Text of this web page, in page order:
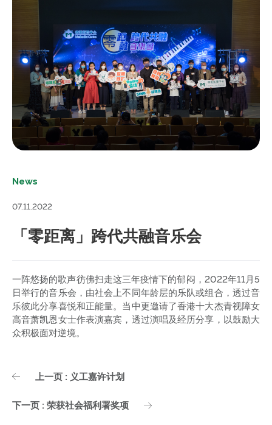
News
07.11.2022
「零距离」跨代共融音乐会
一阵悠扬的歌声彷佛扫走这三年疫情下的郁闷，2022年11月5
日举行的音乐会，由社会上不同年龄层的乐队或组合，透过音
乐彼此分享喜悦和正能量。当中更邀请了香港十大杰青视障女
高音萧凯恩女士作表演嘉宾，透过演唱及经历分享，以鼓励大
众积极面对逆境。
上一页 : 义工嘉许计划
下一页 : 荣获社会福利署奖项